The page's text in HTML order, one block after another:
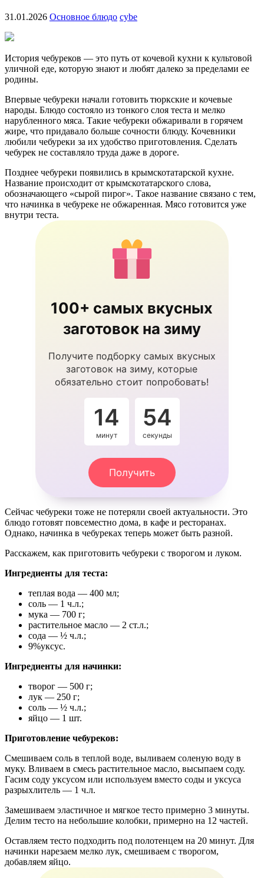
31.01.2026 Основное блюдо cybe
История чебуреков — это путь от кочевой кухни к культовой
уличной еде, которую знают и любят далеко за пределами ее
родины.
Впервые чебуреки начали готовить тюркские и кочевые
народы. Блюдо состояло из тонкого слоя теста и мелко
нарубленного мяса. Такие чебуреки обжаривали в горячем
жире, что придавало больше сочности блюду. Кочевники
любили чебуреки за их удобство приготовления. Сделать
чебурек не составляло труда даже в дороге.
Позднее чебуреки появились в крымскотатарской кухне.
Название происходит от крымскотатарского слова,
обозначающего «сырой пирог». Такое название связано с тем,
что начинка в чебуреке не обжаренная. Мясо готовится уже
внутри теста.
100+ самых вкусных
заготовок на зиму
Получите подборку самых вкусных
заготовок на зиму, которые
обязательно стоит попробовать!
14
минут
53
секунды
Получить
Сейчас чебуреки тоже не потеряли своей актуальности. Это
блюдо готовят повсеместно дома, в кафе и ресторанах.
Однако, начинка в чебуреках теперь может быть разной.
Расскажем, как приготовить чебуреки с творогом и луком.
Ингредиенты для теста:
теплая вода — 400 мл;
соль — 1 ч.л.;
мука — 700 г;
растительное масло — 2 ст.л.;
сода — ½ ч.л.;
9%уксус.
Ингредиенты для начинки:
творог — 500 г;
лук — 250 г;
соль — ½ ч.л.;
яйцо — 1 шт.
Приготовление чебуреков:
Смешиваем соль в теплой воде, выливаем соленую воду в
муку. Вливаем в смесь растительное масло, высыпаем соду.
Гасим соду уксусом или используем вместо соды и уксуса
разрыхлитель — 1 ч.л.
Замешиваем эластичное и мягкое тесто примерно 3 минуты.
Делим тесто на небольшие колобки, примерно на 12 частей.
Оставляем тесто подходить под полотенцем на 20 минут. Для
начинки нарезаем мелко лук, смешиваем с творогом,
добавляем яйцо.